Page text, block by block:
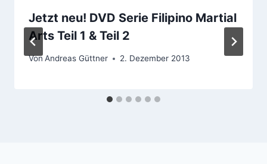
Jetzt neu! DVD Serie Filipino Martial
Arts Teil 1 & Teil 2
VonAndreas Güttner 2. Dezember 2013